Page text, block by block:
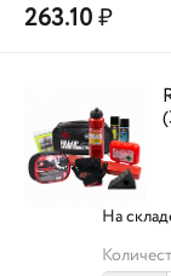
263.10₽
На